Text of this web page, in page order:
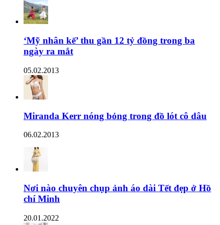
‘Mỹ nhân kế’ thu gần 12 tỷ đồng trong ba
ngày ra mắt
05.02.2013
Miranda Kerr nóng bỏng trong đồ lót cô dâu
06.02.2013
Nơi nào chuyên chụp ảnh áo dài Tết đẹp ở Hồ
chí Minh
20.01.2022